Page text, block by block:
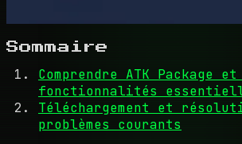
Sommaire
Comprendre ATK Package
fonctionnalités
Téléchargement et
problèmes courants